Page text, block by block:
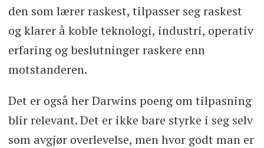
den som lærer raskest, tilpasser seg raskest
og klarer å koble teknologi, industri, operativ
erfaring og beslutninger raskere enn
motstanderen.
Det er også her Darwins poeng om tilpasning
blir relevant. Det er ikke bare styrke i seg selv
som avgjør overlevelse, men hvor godt man er